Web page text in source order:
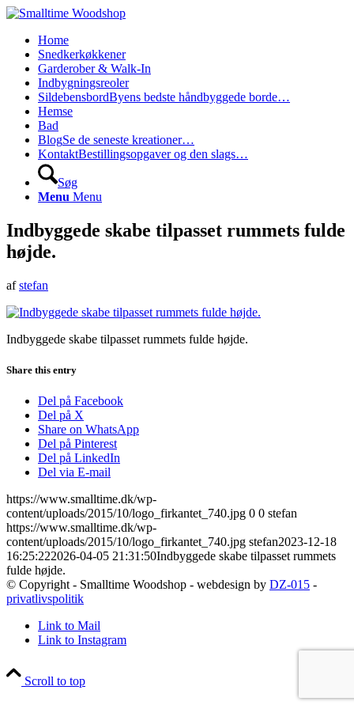
Home
Snedkerkøkkener
Garderober & Walk-In
Indbygningsreoler
SildebensbordByens bedste håndbyggede borde…
Hemse
Bad
BlogSe de seneste kreationer…
KontaktBestillingsopgaver og den slags…
Søg
Menu Menu
Indbyggede skabe tilpasset rummets fulde
højde.
afstefan
Indbyggede skabe tilpasset rummets fulde højde.
Share this entry
Del på Facebook
Del på X
Share on WhatsApp
Del på Pinterest
Del på LinkedIn
Del via E-mail
https://www.smalltime.dk/wp-
content/uploads/2015/10/logo_firkantet_740.jpg 0 0 stefan
https://www.smalltime.dk/wp-
content/uploads/2015/10/logo_firkantet_740.jpg stefan2023-12-18
16:25:222026-04-05 21:31:50Indbyggede skabe tilpasset rummets
fulde højde.
© Copyright - Smalltime Woodshop - webdesign by DZ-015 -
privatlivspolitik
Link to Mail
Link to Instagram
Scroll to top